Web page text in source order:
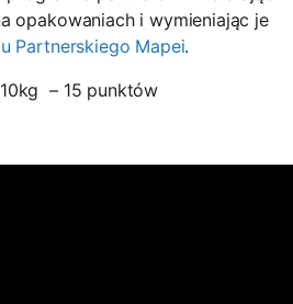
opakowaniach i wymieniając je
Partnerskiego Mapei.
– 15 punktów